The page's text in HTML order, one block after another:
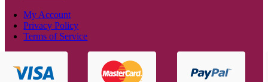
My Account
Privacy Policy
Terms of Service